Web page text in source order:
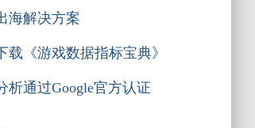
海解决方案
载《游戏数据指标宝典》
析通过Google官方认证